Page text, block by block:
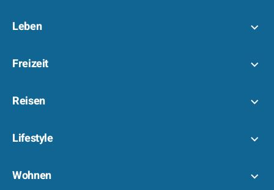
Leben
Freizeit
Reisen
Lifestyle
Wohnen